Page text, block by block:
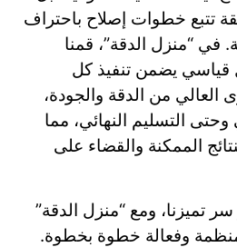
تتبع خطوات إصلاح باحتراف
في “منزل الدقة”، قمنا
قياسي يضمن تنفيذ كل
من الدقة والجودة،
التسليم النهائي، مما
الممكنة والقضاء على
تميزنا، ومع “منزل الدقة”
وفعالة خطوة بخطوة.